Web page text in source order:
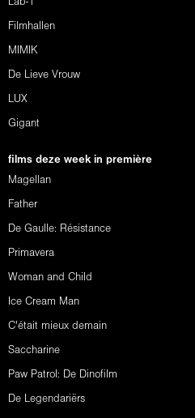
Lab-1
Filmhallen
MIMIK
De Lieve Vrouw
LUX
Gigant
films deze week in première
Magellan
Father
De Gaulle: Résistance
Primavera
Woman and Child
Ice Cream Man
C'était mieux demain
Saccharine
Paw Patrol: De Dinofilm
De Legendariërs